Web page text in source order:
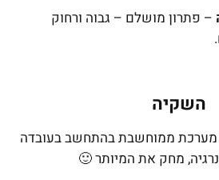
מושלם – גבוה ורחוק
השקיה
ממוחשבת בהתחשב בעובדה
מחק את המיותר 🙂